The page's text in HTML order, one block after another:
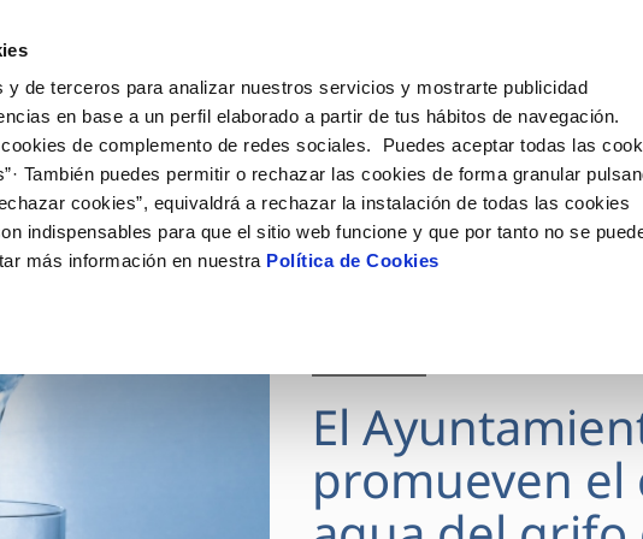
y de terceros para analizar nuestros servicios y mostrarte publicidad
en base a un perfil elaborado a partir de tus hábitos de navegación.
de complemento de redes sociales. Puedes aceptar todas las
También puedes permitir o rechazar las cookies de forma granular
cookies”, equivaldrá a rechazar la instalación de todas las cookies
indispensables para que el sitio web funcione y que por tanto no se
más información en nuestra Política de Cookies
de titular
de suministro
MODIFICACIÓN DE DATOS
Actualizar datos bancarios
Actualizar datos de domicilio
VER TODAS LAS GESTIONES
Tu Servicio
AL CLIENTE
de contacto
de fuga interior
COMPROMISO DE SERVICIO
Carta de compromisos
Customer Counsel (Defensa del
Tu Agua
calidad del agua
CUIDADOS DEL AGUA
Consejos de ahorro
Conócenos
COMPROMISOS
ambiente
El
promueven el